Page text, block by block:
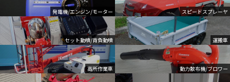
発電機/エンジン/モーター スピードスプレーヤ
セット動噴/背負動噴 運搬車
高所作業車 動力散布機/ブロワー